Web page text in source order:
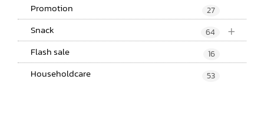
Promotion 27
+
Snack 64
Flash sale 16
Householdcare 53